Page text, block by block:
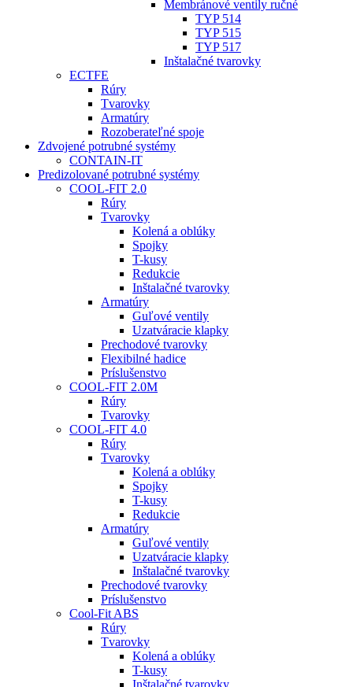
Membránové ventily ručné
TYP 514
TYP 515
TYP 517
Inštalačné tvarovky
ECTFE
Rúry
Tvarovky
Armatúry
Rozoberateľné spoje
Zdvojené potrubné systémy
CONTAIN-IT
Predizolované potrubné systémy
COOL-FIT 2.0
Rúry
Tvarovky
Kolená a oblúky
Spojky
T-kusy
Redukcie
Inštalačné tvarovky
Armatúry
Guľové ventily
Uzatváracie klapky
Prechodové tvarovky
Flexibilné hadice
Príslušenstvo
COOL-FIT 2.0M
Rúry
Tvarovky
COOL-FIT 4.0
Rúry
Tvarovky
Kolená a oblúky
Spojky
T-kusy
Redukcie
Armatúry
Guľové ventily
Uzatváracie klapky
Inštalačné tvarovky
Prechodové tvarovky
Príslušenstvo
Cool-Fit ABS
Rúry
Tvarovky
Kolená a oblúky
T-kusy
Inštalačné tvarovky